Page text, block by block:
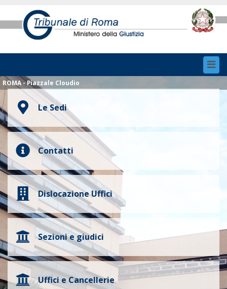
ROMA - Piazzale Cloudio
Le Sedi
Contatti
Dislocazione Uffici
Sezioni e giudici
Uffici e Cancellerie